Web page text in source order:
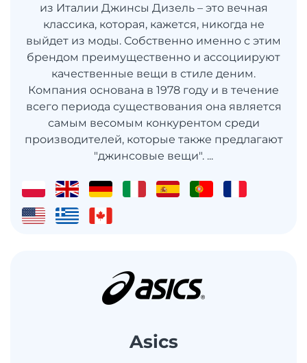
из Италии Джинсы Дизель – это вечная
классика, которая, кажется, никогда не
выйдет из моды. Собственно именно с этим
брендом преимущественно и ассоциируют
качественные вещи в стиле деним.
Компания основана в 1978 году и в течение
всего периода существования она является
самым весомым конкурентом среди
производителей, которые также предлагают
"джинсовые вещи". ...
Asics